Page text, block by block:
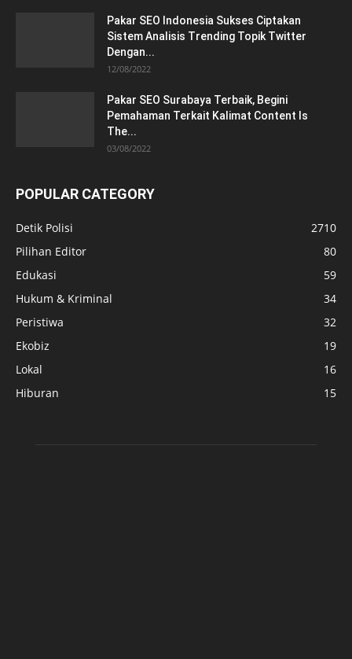
Pakar SEO Indonesia Sukses Ciptakan
Sistem Analisis Trending Topik Twitter
Dengan...
12/08/2022
Pakar SEO Surabaya Terbaik, Begini
Pemahaman Terkait Kalimat Content Is
The...
03/08/2022
POPULAR CATEGORY
Detik Polisi
2710
Pilihan Editor
80
Edukasi
59
Hukum & Kriminal
34
Peristiwa
32
Ekobiz
19
Lokal
16
Hiburan
15